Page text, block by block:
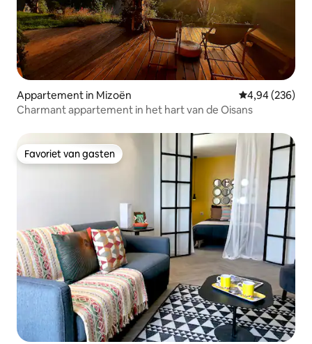
Appartement in Mizoën Gemiddelde
4,94 (236)
Charmant appartement in het hart van de Oisans
Favoriet van gasten
Favoriet van gasten